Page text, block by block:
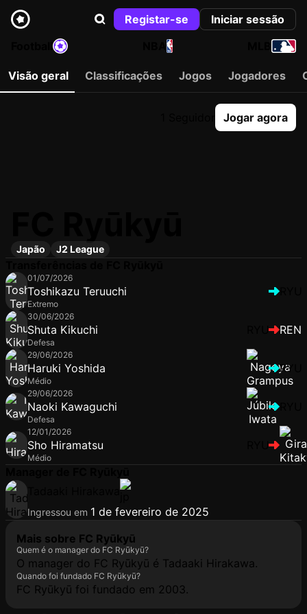
Registar-se
Iniciar sessão
NBA
Visão geral Classificações Jogos Jogadores
Jogar agora
Japão J2 League
01/07/2026
Toshikazu Teruuchi
Extremo
30/06/2026
Shuta Kikuchi
Defesa
RYU REN
29/06/2026
Haruki Yoshida
Médio
RYU
29/06/2026
Naoki Kawaguchi
Defesa
12/01/2026
Sho Hiramatsu
Médio
RYU
Ingressou em 1 de fevereiro de 2025
Mais sobre FC Ryūkyū
Quem é o manager do FC Ryūkyū?
O manager do FC Ryūkyū é Tadaaki Hirakawa.
Quando foi fundado FC Ryūkyū?
FC Ryūkyū foi fundado em 2003.